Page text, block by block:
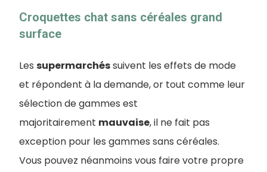
Croquettes chat sans céréales grand
surface
Les supermarchéssuivent les effets de mode
et répondent à la demande, or tout comme leur
sélection de gammes est
majoritairement mauvaise, il ne fait pas
exception pour les gammes sans céréales.
Vous pouvez néanmoins vous faire votre propre